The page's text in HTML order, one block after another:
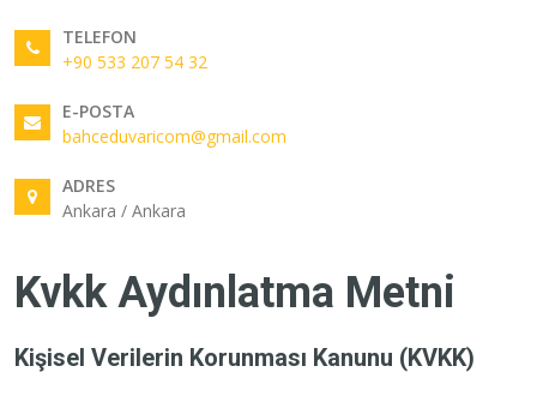
TELEFON
+90 533 207 54 32
E-POSTA
bahceduvaricom@gmail.com
ADRES
Ankara / Ankara
Kvkk Aydınlatma Metni
Kişisel Verilerin Korunması Kanunu (KVKK)